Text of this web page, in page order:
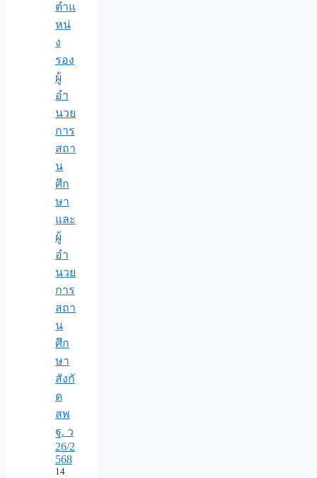
ตำแ
หน่
ง
รอง
ผู้
อำ
นวย
การ
สถา
น
ศึก
ษา
และ
ผู้
อำ
นวย
การ
สถา
น
ศึก
ษา
สังกั
ด
สพ
ฐ. ว
26/2
568
14